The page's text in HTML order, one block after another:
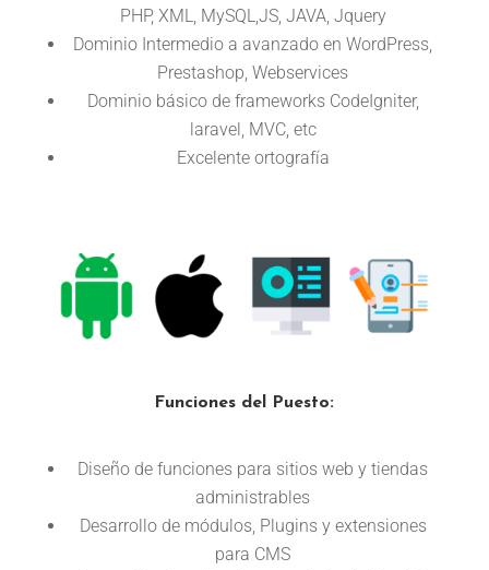
PHP, XML, MySQL,JS, JAVA, Jquery
Dominio Intermedio a avanzado en WordPress,
Prestashop, Webservices
Dominio básico de frameworks CodeIgniter,
laravel, MVC, etc
Excelente ortografía
Funciones del Puesto:
Diseño de funciones para sitios web y tiendas
administrables
Desarrollo de módulos, Plugins y extensiones
para CMS